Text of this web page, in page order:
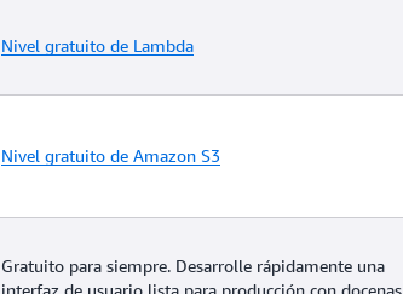
Nivel gratuito de Lambda
Nivel gratuito de Amazon S3
Gratuito para siempre. Desarrolle rápidamente una
interfaz de usuario lista para producción con docenas